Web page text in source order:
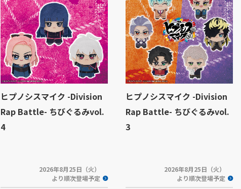
ヒプノシスマイク -Division
Rap Battle- ちびぐるみvol.
4
2026年8月25日（火）
より順次登場予定
ヒプノシスマイク -Division
Rap Battle- ちびぐるみvol.
3
2026年8月25日（火）
より順次登場予定